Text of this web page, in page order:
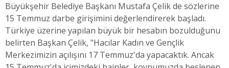
Büyükşehir Belediye Başkanı Mustafa Çelik de sözlerine
15 Temmuz darbe girişimini değerlendirerek başladı.
Türkiye üzerine yapılan büyük bir hesabın bozulduğunu
belirten Başkan Çelik, "Hacılar Kadın ve Gençlik
Merkezimizin açılışını 17 Temmuz'da yapacaktık. Ancak